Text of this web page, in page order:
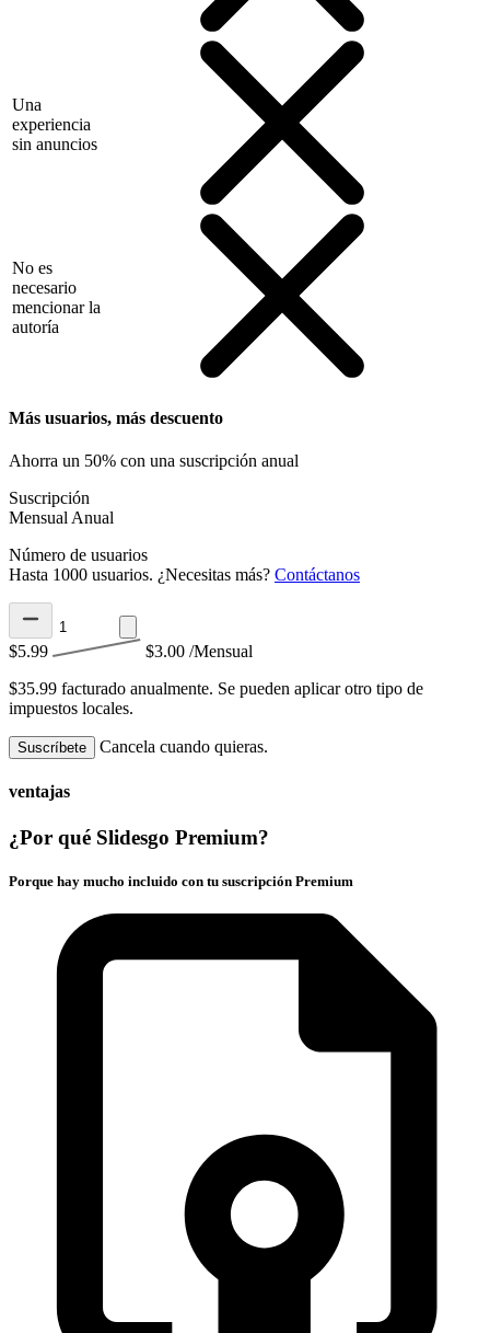
Una
experiencia
sin anuncios
No es
necesario
mencionar la
autoría
Más usuarios, más descuento
Ahorra un 50% con una suscripción anual
Suscripción
Mensual Anual
Número de usuarios
Hasta 1000 usuarios. ¿Necesitas más? Contáctanos
$5.99 $3.00 /Mensual
$35.99 facturado anualmente. Se pueden aplicar otro tipo de
impuestos locales.
Suscríbete Cancela cuando quieras.
ventajas
¿Por qué Slidesgo Premium?
Porque hay mucho incluido con tu suscripción Premium